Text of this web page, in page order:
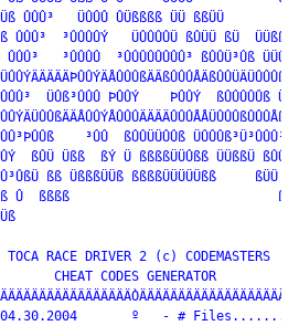
ÛÛÛ³   ÜÛÛÛ ÛÜßßßß ÜÜ ßßÜÜ
ÛÛÛ³  ³ÛÛÛÛÝ   ÜÛÛÛÛÜ ßÛÜÜ ßÜ  ÜÜßß
ÛÛÛ³   ³ÛÛÛÛ  ³ÛÛÛÛÛÛÛÛ³ ßÛÛÜ³Ûß
ÜÛß³ÛÛÛ ÞÛÛÝ    ÞÛÛÝ
³ÛÛ  ßÛÛÜÜÛÛß
ßÛÜ Üßß  ßÝ Ü ßßßßÜÜÛßß ÜÜßßÜ ßÛÛÜ
ßß ÜßßßÜÜß ßßßßÜÜÜÜÜßß     ßÜÜ
Û  ßßßß
TOCA RACE DRIVER 2 (c) CODEMASTERS
CHEAT CODES GENERATOR
04.30.2004       º   - #